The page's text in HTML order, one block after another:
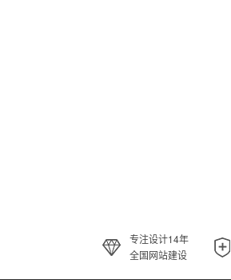
专注设计14年
全国网站建设